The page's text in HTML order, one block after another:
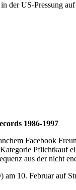
der US-Pressung
1986-1997
Facebook
Pflichtkauf
aus der nicht
am 10. Februar auf